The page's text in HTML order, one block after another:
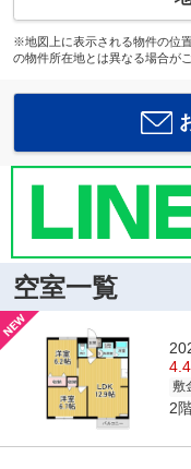
※地図上に表示される物件の位
の物件所在地とは異なる場合が
空室一覧
敷
2